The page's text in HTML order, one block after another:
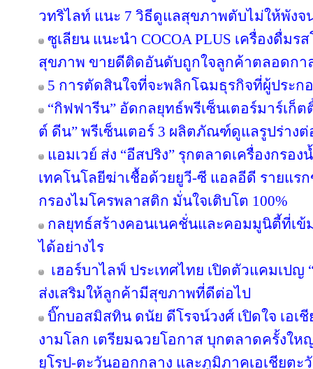
วทริไลท์ แนะ 7 วิธีดูแลสุขภาพตับไม่ให้พังจ
ซูเลียน แนะนำ COCOA PLUS เครื่องดื่ม
สุขภาพ ขายดีติดอันดับถูกใจลูกค้าตลอดกา
5 การตัดสินใจที่จะพลิกโฉมธุรกิจที่ผู้ประ
“กิฟฟารีน” อัดกลยุทธ์พรีเซ็นเตอร์มาร์เก็
ต์ ดีน” พรีเซ็นเตอร์ 3 ผลิตภัณฑ์ดูแลรูปร่าง
แอมเวย์ ส่ง “อีสปริง” รุกตลาดเครื่องกรอ
เทคโนโลยีฆ่าเชื้อด้วยยูวี-ซี แอลอีดี รายแ
กรองไมโครพลาสติก มั่นใจเติบโต 100%
กลยุทธ์สร้างคอนเนคชั่นและคอมมูนิตี้ที่เข้
ได้อย่างไร
เฮอร์บาไลฟ์ ประเทศไทย เปิดตัวแคมเปญ
ส่งเสริมให้ลูกค้ามีสุขภาพที่ดีต่อไป
บิ๊กบอสมิสทิน ดนัย ดีโรจน์วงศ์ เปิดใจ เอเ
งามโลก เตรียมฉวยโอกาส บุกตลาดครั้งให
ยุโรป-ตะวันออกกลาง และภูมิภาคเอเชียตะ